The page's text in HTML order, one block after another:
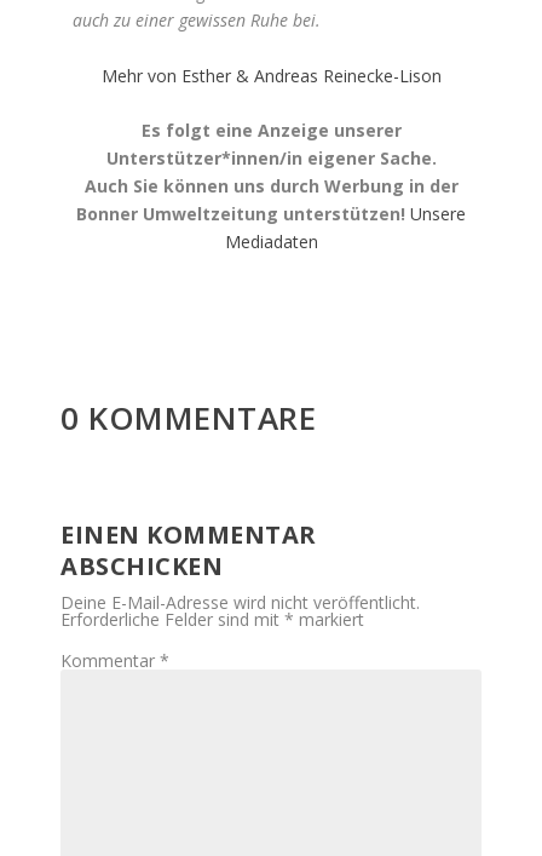
auch zu einer gewissen Ruhe bei.
Mehr von Esther & Andreas Reinecke-Lison
Es folgt eine Anzeige unserer
Unterstützer*innen/in eigener Sache.
Auch Sie können uns durch Werbung in der
Bonner Umweltzeitung unterstützen! Unsere
Mediadaten
0 KOMMENTARE
EINEN KOMMENTAR
ABSCHICKEN
Deine E-Mail-Adresse wird nicht veröffentlicht.
Erforderliche Felder sind mit * markiert
Kommentar *